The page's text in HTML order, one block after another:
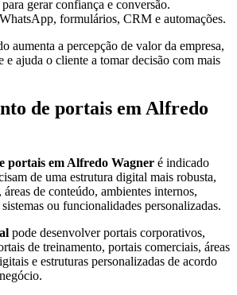
gerar confiança e conversão.
formulários, CRM e automações.
aumenta a percepção de valor da empresa,
e ajuda o cliente a tomar decisão com mais
de portais em Alfredo
portais em Alfredo Wagner é indicado
de uma estrutura digital mais robusta,
de conteúdo, ambientes internos,
ou funcionalidades personalizadas.
pode desenvolver portais corporativos,
de treinamento, portais comerciais, áreas
e estruturas personalizadas de acordo